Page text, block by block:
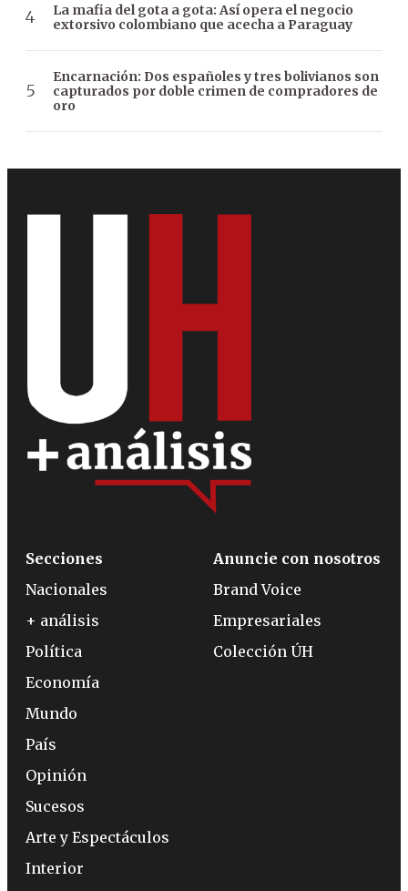
La mafia del gota a gota: Así opera el negocio
extorsivo colombiano que acecha a Paraguay
Encarnación: Dos españoles y tres bolivianos son
capturados por doble crimen de compradores de
oro
Secciones
Nacionales
+ análisis
Política
Economía
Mundo
País
Opinión
Sucesos
Arte y Espectáculos
Interior
Anuncie con nosotros
Brand Voice
Empresariales
Colección ÚH